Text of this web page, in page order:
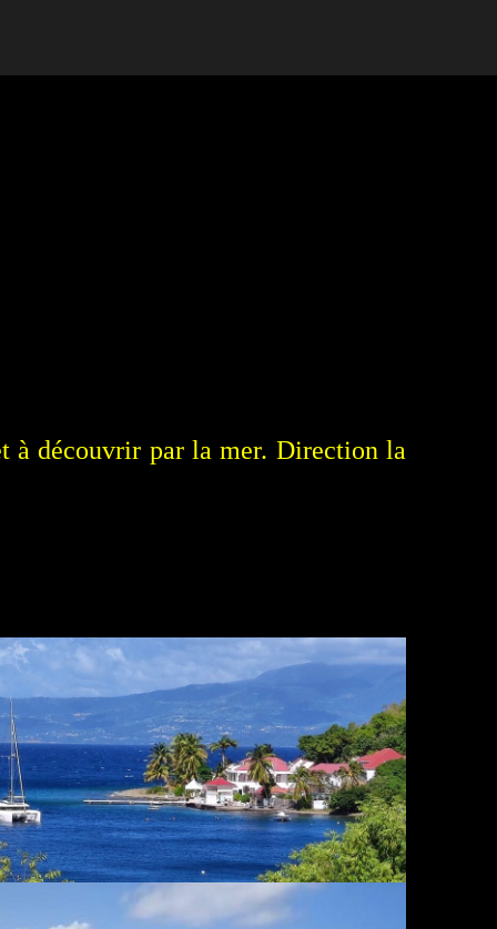
à découvrir par la mer. Direction la